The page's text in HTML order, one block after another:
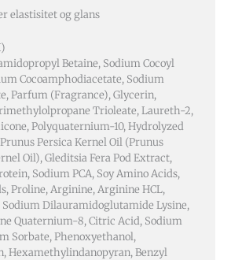
elastisitet og glans
Betaine, Sodium Cocoyl
Cocoamphodiacetate, Sodium
Parfum (Fragrance), Glycerin,
Trioleate, Laureth-2,
Polyquaternium-10, Hydrolyzed
Persica Kernel Oil (Prunus
Oil), Gleditsia Fera Pod Extract,
Sodium PCA, Soy Amino Acids,
Proline, Arginine, Arginine HCL,
Sodium Dilauramidoglutamide Lysine,
Quaternium-8, Citric Acid, Sodium
Sorbate, Phenoxyethanol,
Hexamethylindanopyran, Benzyl